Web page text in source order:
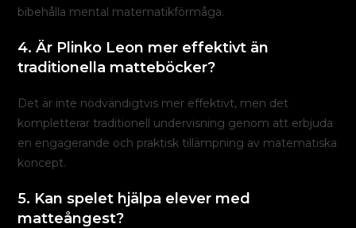
bibehålla mental matematikförmåga.
4. Är Plinko Leon mer effektivt än
traditionella matteböcker?
Det är inte nödvändigtvis mer effektivt, men det
kompletterar traditionell undervisning genom att erbjuda
en engagerande och praktisk tillämpning av matematiska
koncept.
5. Kan spelet hjälpa elever med
matteångest?